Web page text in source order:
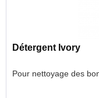
Détergent Ivory
Pour nettoyage des